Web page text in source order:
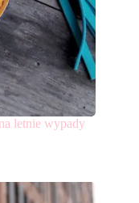
letnie wypady